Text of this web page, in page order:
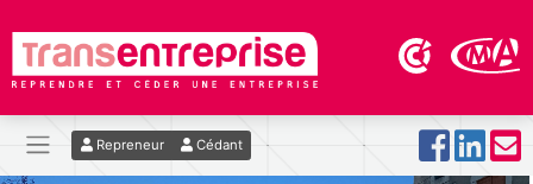
Repreneur Cédant